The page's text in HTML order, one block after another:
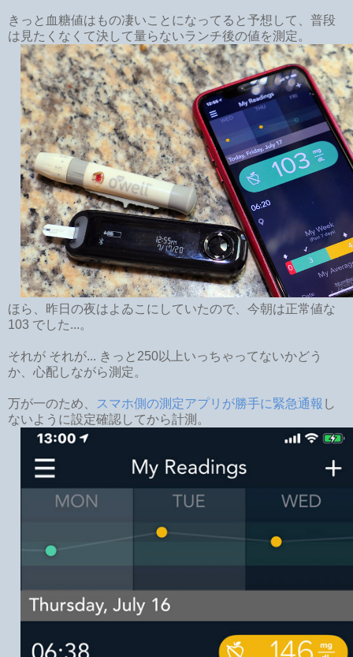
きっと血糖値はもの凄いことになってると予想して、普段
は見たくなくて決して量らないランチ後の値を測定。
ほら、昨日の夜はよゐこにしていたので、今朝は正常値な
103 でした...。
それが それが... きっと250以上いっちゃってないかどう
か、心配しながら測定。
万が一のため、 スマホ側の測定アプリが勝手に緊急通報 し
ないように設定確認してから計測。